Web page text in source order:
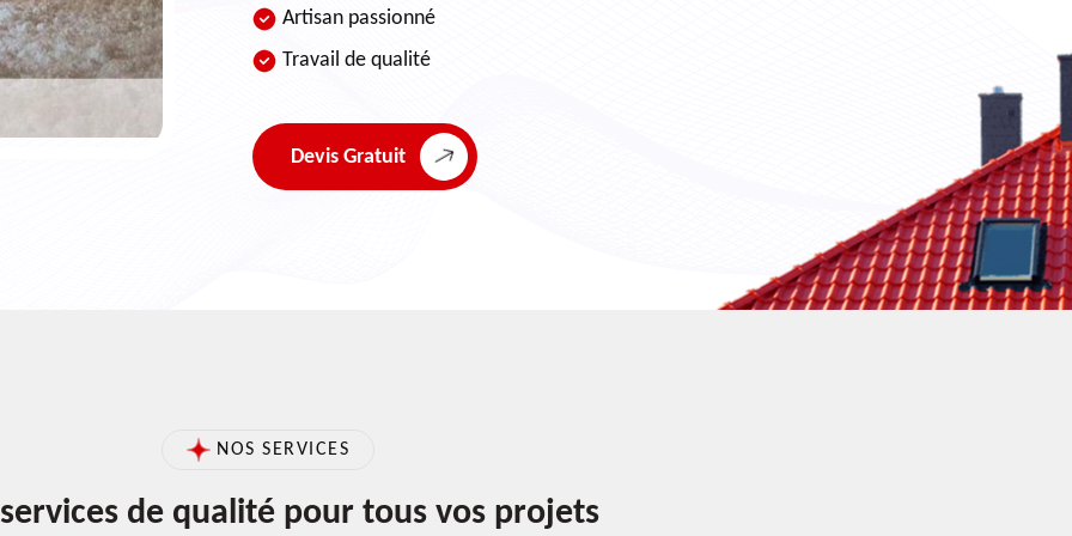
Artisan passionné
Travail de qualité
Devis Gratuit
NOS SERVICES
de qualité pour tous vos projets